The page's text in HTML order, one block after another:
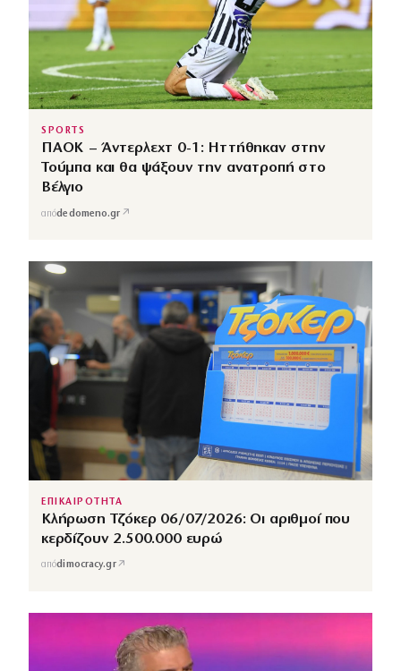
SPORTS
ΠΑΟΚ – Άντερλεχτ 0-1: Ηττήθηκαν στην
Τούμπα και θα ψάξουν την ανατροπή στο
Βέλγιο
απόdedomeno.gr ↗
ΕΠΙΚΑΙΡΟΤΗΤΑ
Κλήρωση Τζόκερ 06/07/2026: Οι αριθμοί που
κερδίζουν 2.500.000 ευρώ
απόdimocracy.gr↗